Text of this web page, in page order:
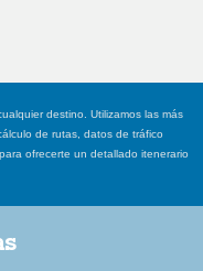
destino. Utilizamos las más
de rutas, datos de tráfico
ofrecerte un detallado itenerario